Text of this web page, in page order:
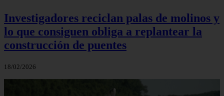
Investigadores reciclan palas de molinos y
lo que consiguen obliga a replantear la
construcción de puentes
18/02/2026